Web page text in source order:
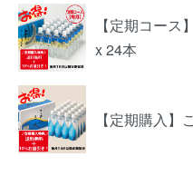
【定期コー
x 24本
【定期購入】